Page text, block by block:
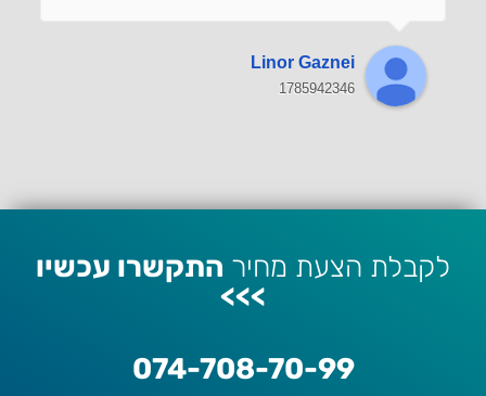
Linor Gaznei
1785942346
לקבלת הצעת מחיר התקשרו עכשיו
>>>
074-708-70-99